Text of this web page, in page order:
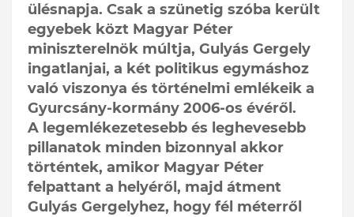
ülésnapja. Csak a szünetig szóba került
egyebek közt Magyar Péter
miniszterelnök múltja, Gulyás Gergely
ingatlanjai, a két politikus egymáshoz
való viszonya és történelmi emlékeik a
Gyurcsány-kormány 2006-os évéről.
A legemlékezetesebb és leghevesebb
pillanatok minden bizonnyal akkor
történtek, amikor Magyar Péter
felpattant a helyéről, majd átment
Gulyás Gergelyhez, hogy fél méterről